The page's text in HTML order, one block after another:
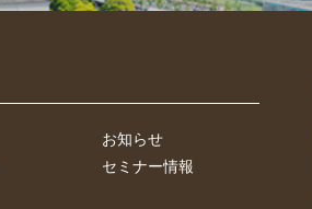
お知らせ
セミナー情報